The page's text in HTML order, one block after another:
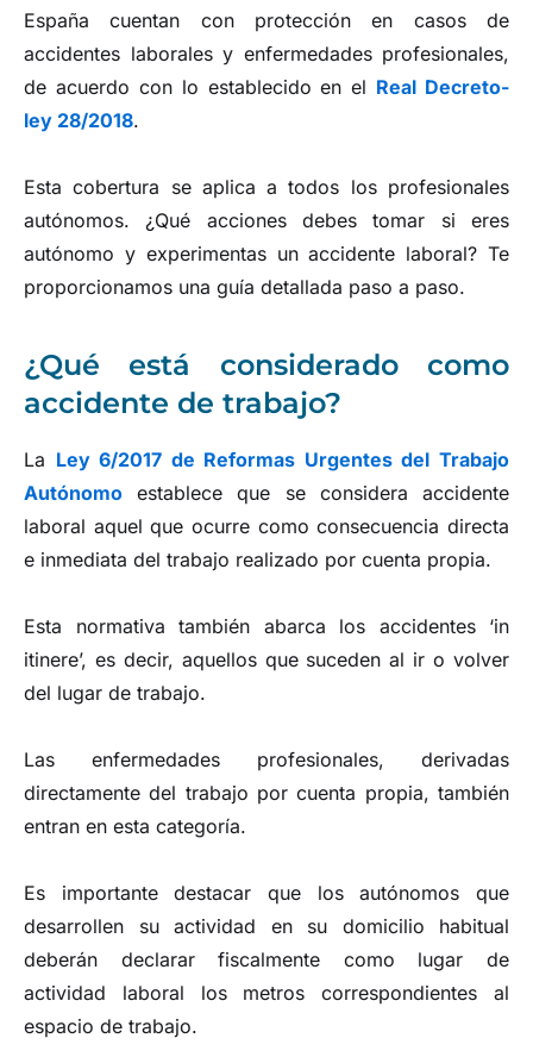
España cuentan con protección en casos de
accidentes laborales y enfermedades profesionales,
de acuerdo con lo establecido en el Real Decreto-
ley 28/2018.
Esta cobertura se aplica a todos los profesionales
autónomos. ¿Qué acciones debes tomar si eres
autónomo y experimentas un accidente laboral? Te
proporcionamos una guía detallada paso a paso.
¿Qué está considerado como
accidente de trabajo?
La Ley 6/2017 de Reformas Urgentes del Trabajo
Autónomo establece que se considera accidente
laboral aquel que ocurre como consecuencia directa
e inmediata del trabajo realizado por cuenta propia.
Esta normativa también abarca los accidentes ‘in
itinere’, es decir, aquellos que suceden al ir o volver
del lugar de trabajo.
Las enfermedades profesionales, derivadas
directamente del trabajo por cuenta propia, también
entran en esta categoría.
Es importante destacar que los autónomos que
desarrollen su actividad en su domicilio habitual
deberán declarar fiscalmente como lugar de
actividad laboral los metros correspondientes al
espacio de trabajo.